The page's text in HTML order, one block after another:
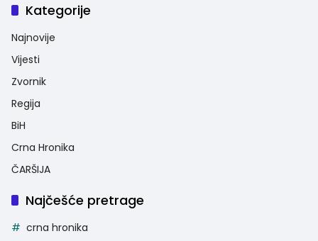
Kategorije
Najnovije
Vijesti
Zvornik
Regija
BiH
Crna Hronika
ČARŠIJA
Najčešće pretrage
crna hronika